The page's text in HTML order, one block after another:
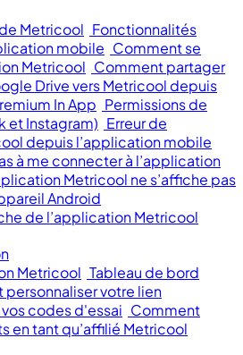
Metricool Fonctionnalités
mobile Comment se
Metricool Comment partager
Drive vers Metricool depuis
In App Permissions de
et Instagram) Erreur de
depuis l’application mobile
à me connecter à l’application
Metricool ne s’affiche pas
Android
de l’application Metricool
Metricool Tableau de bord
personnaliser votre lien
codes d'essai Comment
en tant qu’affilié Metricool